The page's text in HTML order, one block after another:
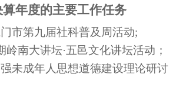
算年度的主要工作任务
市第九届社科普及周活动;
岭南大讲坛·五邑文化讲坛活动；
未成年人思想道德建设理论研讨